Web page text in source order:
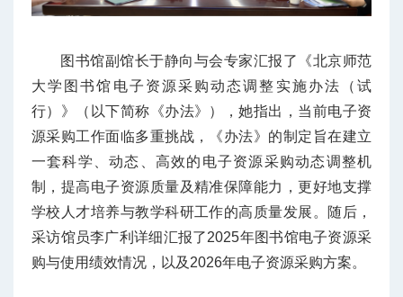
图书馆副馆长于静向与会专家汇报了《北京师范
大学图书馆电子资源采购动态调整实施办法（试
行）》（以下简称《办法》），她指出，当前电子资
源采购工作面临多重挑战，《办法》的制定旨在建立
一套科学、动态、高效的电子资源采购动态调整机
制，提高电子资源质量及精准保障能力，更好地支撑
学校人才培养与教学科研工作的高质量发展。随后，
采访馆员李广利详细汇报了2025年图书馆电子资源采
购与使用绩效情况，以及2026年电子资源采购方案。